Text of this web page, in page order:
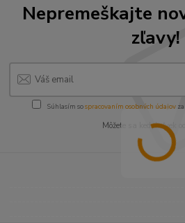
Nepremeškajte
zľavy!
Súhlasím sospracovaním osobných údajov
Môžete sa kedykoľvek